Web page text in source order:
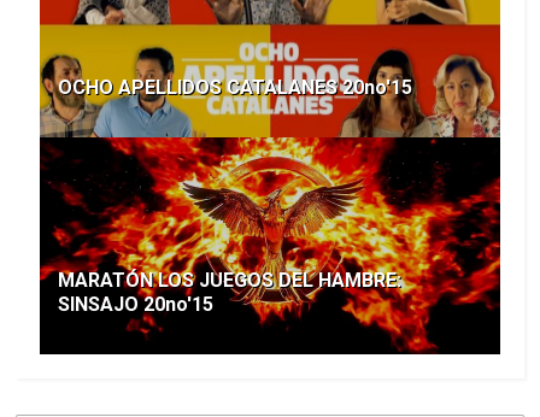
OCHO APELLIDOS CATALANES 20no'15
MARATÓN LOS JUEGOS DEL HAMBRE:
SINSAJO 20no'15